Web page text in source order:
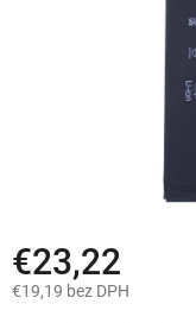
€23,22
€19,19 bez DPH